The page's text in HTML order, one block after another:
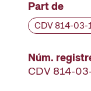
Part de
CDV 814-03-
Núm.
CDV 814-